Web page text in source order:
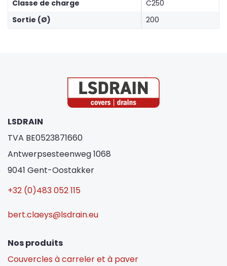
Classe de charge
C250
Sortie (Ø)
200
LSDRAIN
TVA BE0523871660
Antwerpsesteenweg 1068
9041 Gent-Oostakker
+32 (0)483 052 115
bert.claeys@lsdrain.eu
Nos produits
Couvercles à carreler et à paver